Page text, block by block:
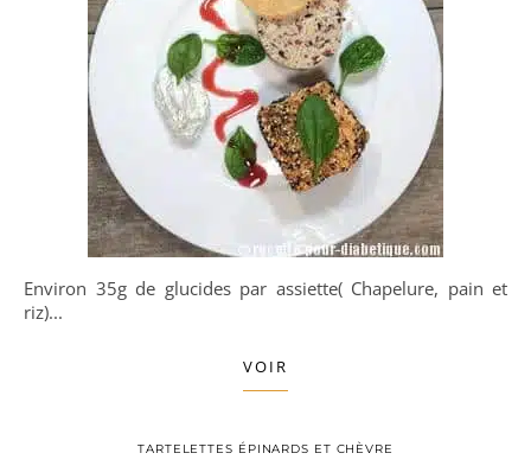
Environ 35g de glucides par assiette( Chapelure, pain et
riz)...
VOIR
TARTELETTES ÉPINARDS ET CHÈVRE